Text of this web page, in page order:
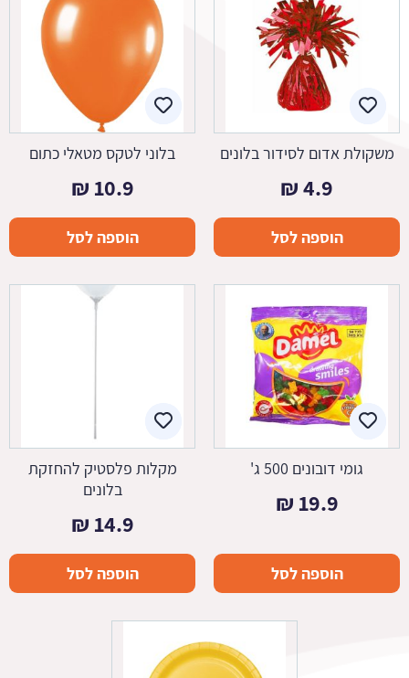
משקולת אדום לסידור בלונים
4.9
₪
הוספה לסל
בלוני לטקס מטאלי כתום
10.9
₪
הוספה לסל
גומי דובונים 500 ג'
19.9
₪
הוספה לסל
מקלות פלסטיק להחזקת
בלונים
14.9
₪
הוספה לסל